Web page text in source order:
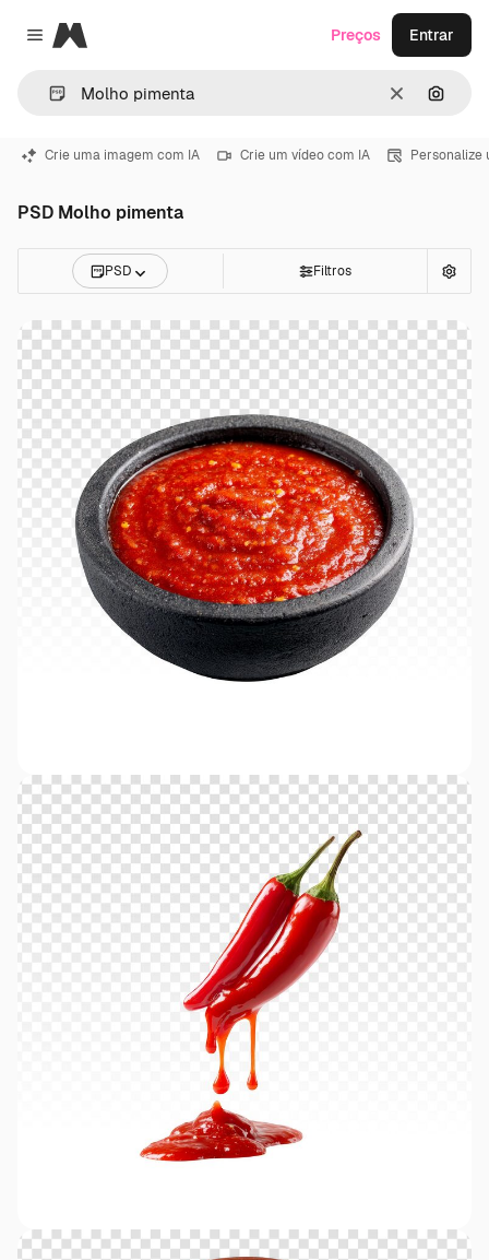
Close menu
Magnific
Limpar
Preços Entrar
Crie uma imagem com IA Crie um vídeo com IA Personalize
PSD Molho pimenta
PSD Filtros